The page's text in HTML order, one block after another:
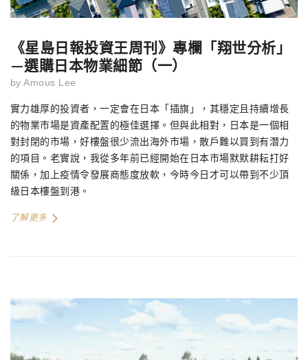
《星島日報投資王周刊》專欄「翔世分析」
—選購日本物業細節（一）
by Amous Lee
實力雄厚的投資者，一定會在日本「插旗」，其穩定且持續增長
的物業市場是資產配置的極佳選擇。但與此相對，日本是一個相
對封閉的市場，好樓盤很少流出海外市場，散戶難以買到有潛力
的項目。老實說，我從多年前已經開始在日本市場默默耕耘打好
關係，加上疫情令發展商態度放軟，今時今日才可以帶到不少頂
級日本樓盤到港。
了解更多